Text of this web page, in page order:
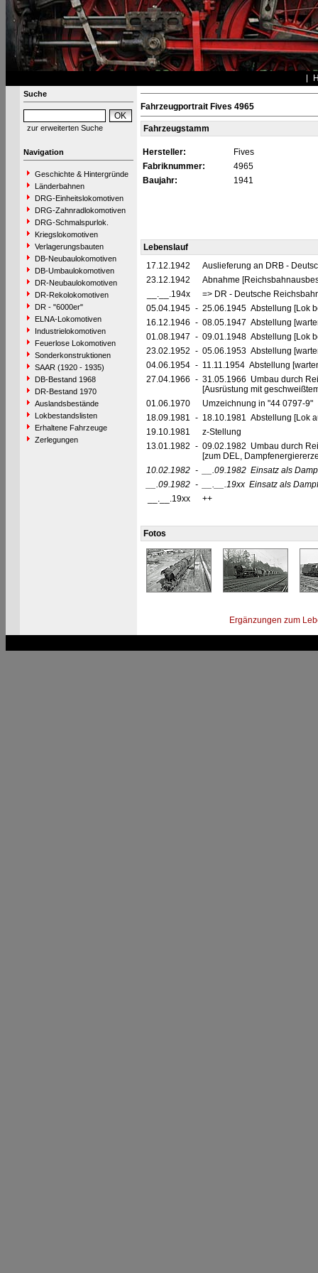
Suche
zur erweiterten Suche
Navigation
Geschichte & Hintergründe
Länderbahnen
DRG-Einheitslokomotiven
DRG-Zahnradlokomotiven
DRG-Schmalspurlok.
Kriegslokomotiven
Verlagerungsbauten
DB-Neubaulokomotiven
DB-Umbaulokomotiven
DR-Neubaulokomotiven
DR-Rekolokomotiven
DR - "6000er"
ELNA-Lokomotiven
Industrielokomotiven
Feuerlose Lokomotiven
Sonderkonstruktionen
SAAR (1920 - 1935)
DB-Bestand 1968
DR-Bestand 1970
Auslandsbestände
Lokbestandslisten
Erhaltene Fahrzeuge
Zerlegungen
Fahrzeugportrait Fives 4965
Fahrzeugstamm
Hersteller:
Fives
Fabriknummer:
4965
Baujahr:
1941
Lebenslauf
17.12.1942
Auslieferung an DRB -
23.12.1942
Abnahme
__.__.194x
=> DR - Deutsche
05.04.1945 - 25.06.1945 Abstellung [Lok
16.12.1946 - 08.05.1947 Abstellung
01.08.1947 - 09.01.1948 Abstellung [Lok
23.02.1952 - 05.06.1953 Abstellung
04.06.1954 - 11.11.1954 Abstellung
27.04.1966 - 31.05.1966 Umbau durch
[Ausrüstung mit
01.06.1970
Umzeichnung in "44 0797-9"
18.09.1981 - 18.10.1981 Abstellung [Lok
19.10.1981
z-Stellung
13.01.1982 - 09.02.1982 Umbau durch
[zum DEL,
10.02.1982 - __.09.1982 Einsatz als
__.09.1982 - __.__.19xx Einsatz als
__.__.19xx
++
Fotos
Ergänzungen zum